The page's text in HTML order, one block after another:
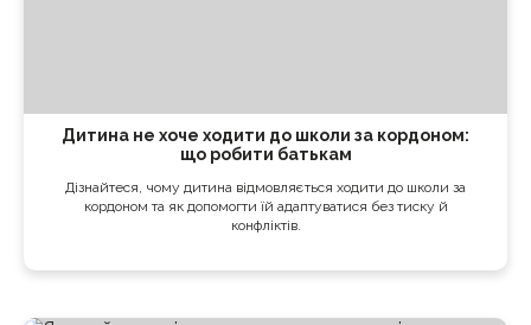
Дитина не хоче ходити до школи за кордоном:
що робити батькам
Дізнайтеся, чому дитина відмовляється ходити до школи за
кордоном та як допомогти їй адаптуватися без тиску й
конфліктів.